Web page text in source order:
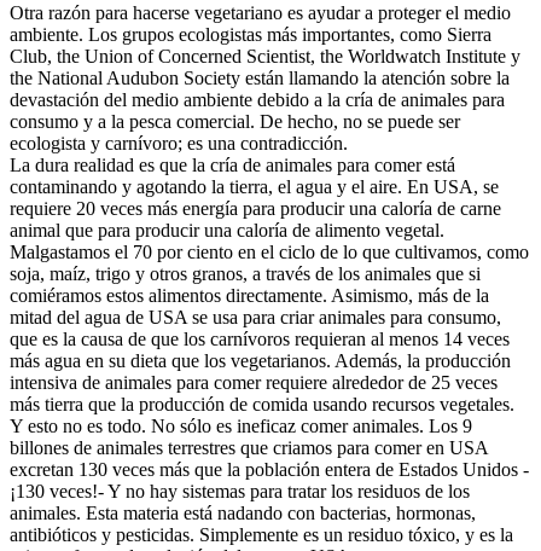
Otra razón para hacerse vegetariano es ayudar a proteger el medio
ambiente. Los grupos ecologistas más importantes, como Sierra
Club, the Union of Concerned Scientist, the Worldwatch Institute y
the National Audubon Society están llamando la atención sobre la
devastación del medio ambiente debido a la cría de animales para
consumo y a la pesca comercial. De hecho, no se puede ser
ecologista y carnívoro; es una contradicción.
La dura realidad es que la cría de animales para comer está
contaminando y agotando la tierra, el agua y el aire. En USA, se
requiere 20 veces más energía para producir una caloría de carne
animal que para producir una caloría de alimento vegetal.
Malgastamos el 70 por ciento en el ciclo de lo que cultivamos, como
soja, maíz, trigo y otros granos, a través de los animales que si
comiéramos estos alimentos directamente. Asimismo, más de la
mitad del agua de USA se usa para criar animales para consumo,
que es la causa de que los carnívoros requieran al menos 14 veces
más agua en su dieta que los vegetarianos. Además, la producción
intensiva de animales para comer requiere alrededor de 25 veces
más tierra que la producción de comida usando recursos vegetales.
Y esto no es todo. No sólo es ineficaz comer animales. Los 9
billones de animales terrestres que criamos para comer en USA
excretan 130 veces más que la población entera de Estados Unidos -
¡130 veces!- Y no hay sistemas para tratar los residuos de los
animales. Esta materia está nadando con bacterias, hormonas,
antibióticos y pesticidas. Simplemente es un residuo tóxico, y es la